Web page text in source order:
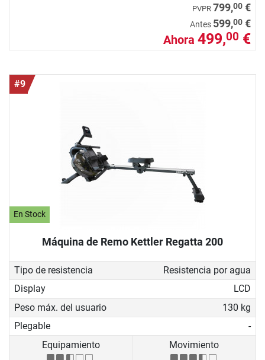
PVPR 799,00 €
Antes 599,00 €
Ahora 499,00 €
#9
En Stock
Máquina de Remo Kettler Regatta 200
Tipo de resistencia
Resistencia por agua
Display
LCD
Peso máx. del usuario
130 kg
Plegable
-
Equipamiento
Movimiento